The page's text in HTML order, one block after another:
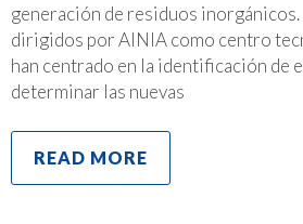
generación de residuos
dirigidos por AINIA como centro
han centrado en la identificación de
determinar las nuevas
READ MORE